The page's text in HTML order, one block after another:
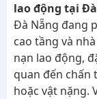
lao động tại
Đà Nẵng đang
cao tầng và
nạn lao động,
quan đến chấn
hoặc vật nặng.